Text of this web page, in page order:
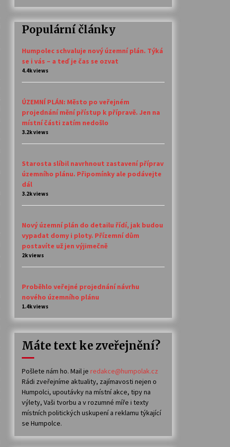
Populární články
Humpolec schvaluje nový územní plán. Týká
se i vás – a teď je čas se ozvat
4.4k views
ÚZEMNÍ PLÁN: Město po veřejném
projednání mění přístup k přípravě. Jen na
místní části zatím nedošlo
3.2k views
Starosta slíbil navrhnout zastavení příprav
územního plánu. Připomínky ale podávejte
dál
3.2k views
Nový územní plán do detailu řídí, jak budou
vypadat domy i ploty. Přízemní dům
postavíte už jen výjimečně
2k views
Proběhlo veřejné projednání návrhu
nového územního plánu
1.4k views
Máte text ke zveřejnění?
Pošlete nám ho. Mail je redakce@humpolak.cz
Rádi zveřejníme aktuality, zajímavosti nejen o
Humpolci, upoutávky na místní akce, tipy na
výlety, Vaši tvorbu a v rozumné míře i texty
místních politických uskupení a reklamu týkající
se Humpolce.